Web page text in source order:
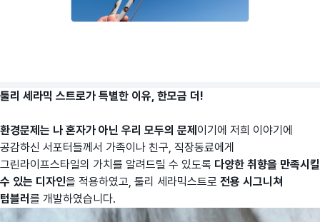
툴리 세라믹 스트로가 특별한 이유, 한모금 더!
환경문제는 나 혼자가 아닌 우리 모두의 문제 이기에 저희 이야기에
공감하신 서포터들께서 가족이나 친구, 직장동료에게
그린라이프스타일의 가치를 알려드릴 수 있도록 다양한 취향을 만족시킬
수 있는 디자인을 적용하였고, 툴리 세라믹스트로 전용 시그니쳐
텀블러 를 개발하였습니다.